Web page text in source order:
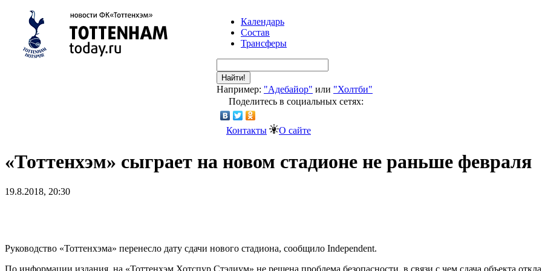
Календарь
Состав
Трансферы
Найти!
Например: "Адебайор" или "Холтби"
Поделитесь в социальных сетях:
Контакты О сайте
«Тоттенхэм» сыграет на новом стадионе не раньше февраля
19.8.2018, 20:30
Руководство «Тоттенхэма» перенесло дату сдачи нового стадиона, сообщило Independent.
По информации издания, на «Тоттенхэм Хотспур Стэдиум» не решена проблема безопасности, в связи с чем сдача объекта